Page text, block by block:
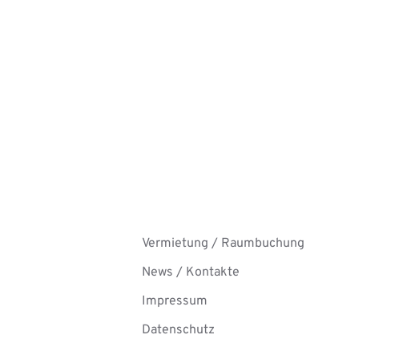
Vermietung / Raumbuchung
News / Kontakte
Impressum
Datenschutz